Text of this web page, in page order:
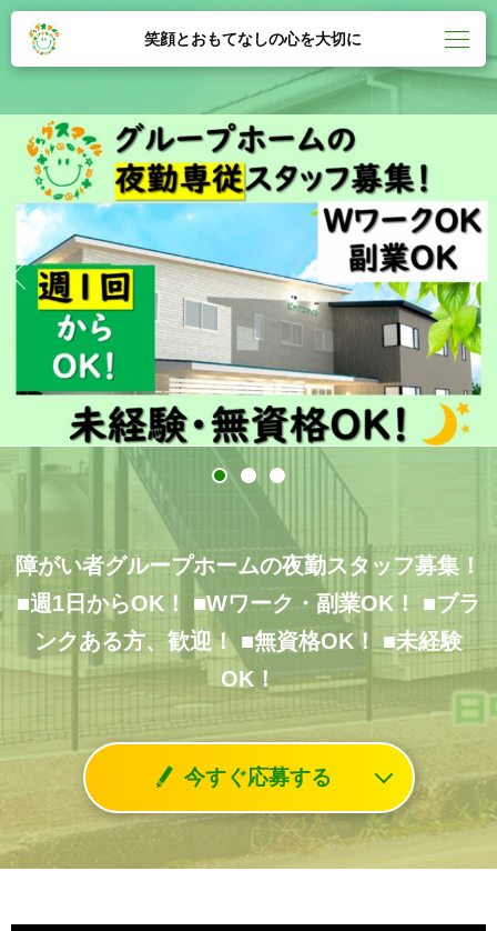
笑顔とおもてなしの心を大切に
障がい者グループホームの夜勤スタッフ募集！
■週1日からOK！
■Wワーク・副業OK！
■ブラ
ンクある方、歓迎！ ■無資格OK！■未経験
OK！
今すぐ応募する